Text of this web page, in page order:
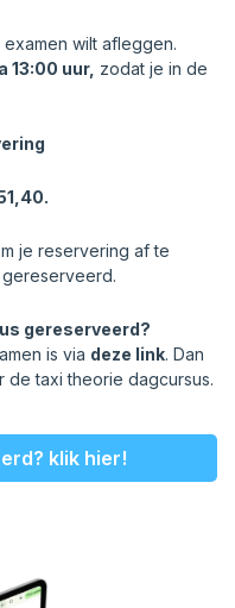
wilt afleggen.
13:00 uur, zodat je in de
je reservering af te
gereserveerd?
is via deze link. Dan
taxi theorie dagcursus.
klik hier!